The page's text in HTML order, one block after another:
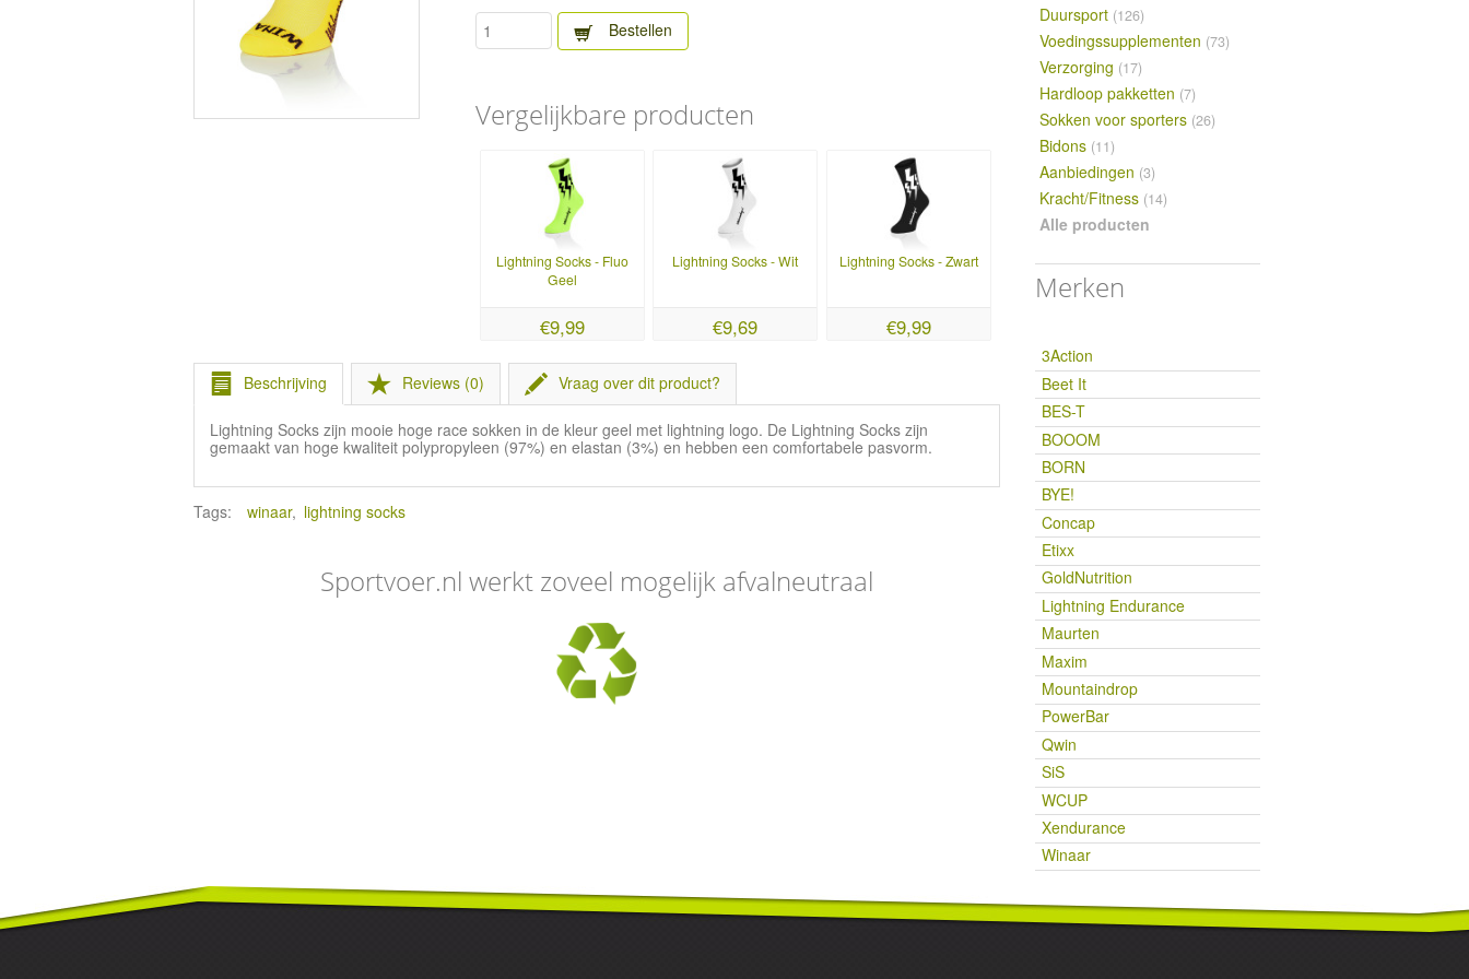
Bestellen
Vergelijkbare producten
Lightning Socks - Fluo
Geel
€9,99
Lightning Socks - Wit
€9,69
Lightning Socks - Zwart
€9,99
Lightning Socks - Cyaan
Lightning Socks - Fluo
Beschrijving Reviews (0) Vraag over dit product?
Lightning Socks zijn mooie hoge race sokken in de kleur geel met lightning logo. De Lightning Socks zijn
gemaakt van hoge kwaliteit polypropyleen (97%) en elastan (3%) en hebben een comfortabele pasvorm.
Tags: winaar, lightning socks
Sportvoer.nl werkt zoveel mogelijk afvalneutraal
Duursport (126)
Voedingssupplementen (73)
Verzorging (17)
Hardloop pakketten (7)
Sokken voor sporters (26)
Bidons (11)
Aanbiedingen (3)
Kracht/Fitness (14)
Alle producten
Merken
3Action
Beet It
BES-T
BOOOM
BORN
BYE!
Concap
Etixx
GoldNutrition
Lightning Endurance
Maurten
Maxim
Mountaindrop
PowerBar
Qwin
SiS
WCUP
Xendurance
Winaar